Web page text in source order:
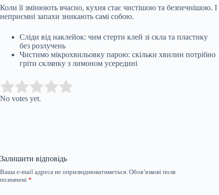
Коли її змінюють вчасно, кухня стає чистішою та безпечнішою. І
неприємні запахи зникають самі собою.
Сліди від наклейок: чим стерти клей зі скла та пластику
без розлучень
Чистимо мікрохвильовку парою: скільки хвилин потрібно
гріти склянку з лимоном усередині
Rate this item:
No votes yet.
Залишити відповідь
Ваша e-mail адреса не оприлюднюватиметься. Обов’язкові поля
позначені *